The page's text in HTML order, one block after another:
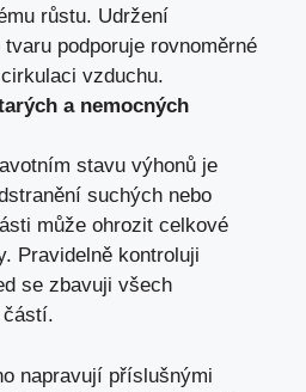
růstu. Udržení
podporuje rovnoměrné
vzduchu.
a nemocných
stavu výhonů je
suchých nebo
může ohrozit celkové
Pravidelně kontroluji
se zbavuji všech
částí.
napravují příslušnými